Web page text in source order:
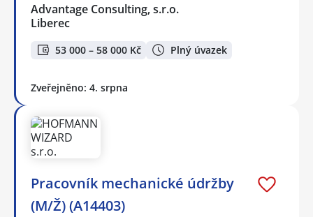
Advantage Consulting, s.r.o.
Liberec
53 000 – 58 000 Kč Plný úvazek
Zveřejněno: 4. srpna
Pracovník mechanické údržby
(M/Ž) (A14403)